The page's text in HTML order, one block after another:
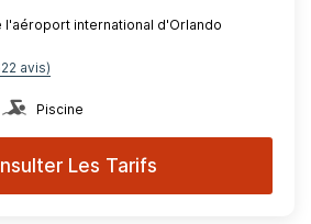
l'aéroport international d'Orlando
avis)
Piscine
Les Tarifs